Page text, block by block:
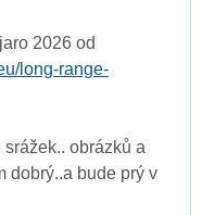
2026 od
long-range-
obrázků a
dobrý..a bude prý v